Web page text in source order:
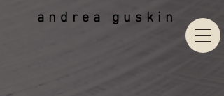
andrea guskin